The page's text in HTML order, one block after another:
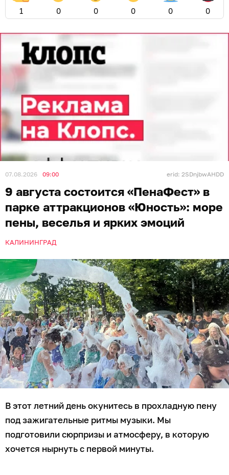
1 0 0 0 0 0
07.08.2026 09:00 erid: 2SDnjbwAHDD
9 августа состоится «ПенаФест» в
парке аттракционов «Юность»: море
пены, веселья и ярких эмоций
КАЛИНИНГРАД
В этот летний день окунитесь в прохладную пену
под зажигательные ритмы музыки. Мы
подготовили сюрпризы и атмосферу, в которую
хочется нырнуть с первой минуты.